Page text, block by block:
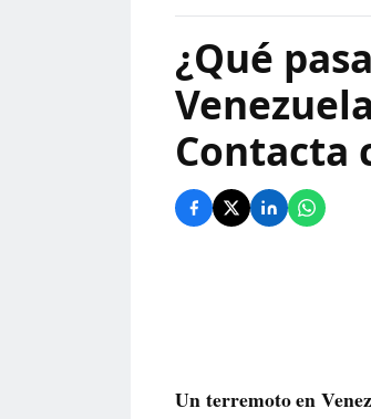
¿Qué
Contacta
Un terremoto en